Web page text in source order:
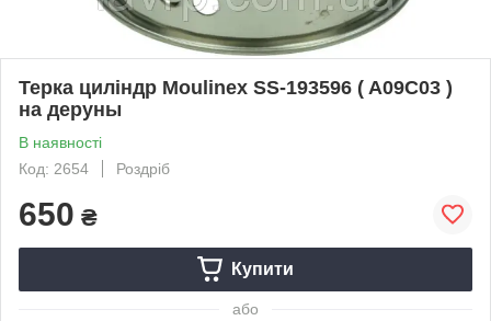
Терка циліндр Moulinex SS-193596 ( A09C03 )
на деруны
В наявності
Код: 2654
Роздріб
650 ₴
Купити
або